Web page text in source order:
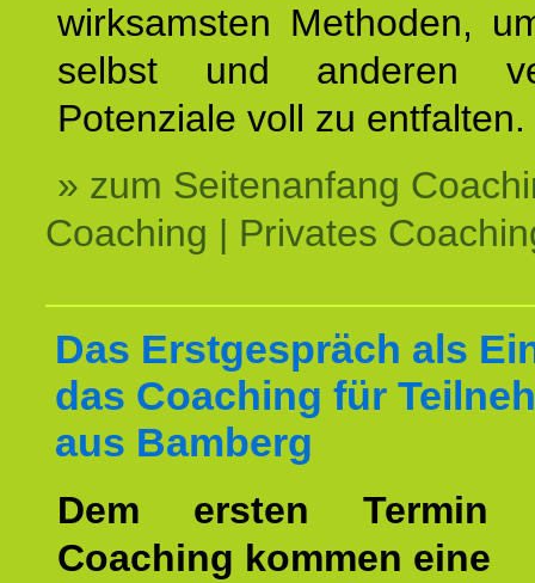
wirksamsten Methoden,
selbst und anderen
Potenziale voll zu entfalten.
» zum Seitenanfang
Coaching | Privates
Das Erstgespräch als
das Coaching für
aus Bamberg
Dem ersten
Coaching kommen eine